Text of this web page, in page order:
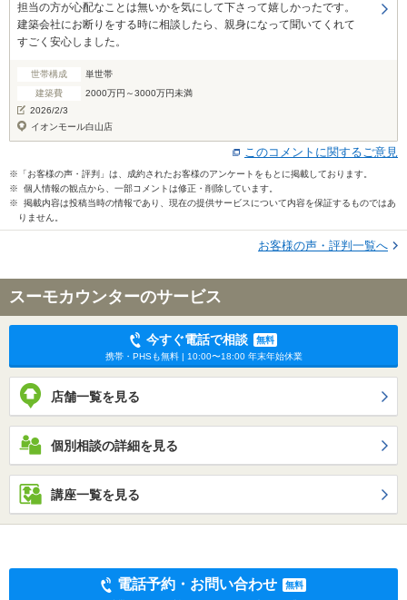
担当の方が心配なことは無いかを気にして下さって嬉しかったです。
建築会社にお断りをする時に相談したら、親身になって聞いてくれて
すごく安心しました。
世帯構成
単世帯
建築費
2000万円～3000万円未満
2026/2/3
イオンモール白山店
このコメントに関するご意見
※「お客様の声・評判」は、成約されたお客様のアンケートをもとに掲載しております。
※ 個人情報の観点から、一部コメントは修正・削除しています。
※ 掲載内容は投稿当時の情報であり、現在の提供サービスについて内容を保証するものではあ
りません。
お客様の声・評判一覧へ
スーモカウンターのサービス
今すぐ電話で相談
無料
携帯・PHSも無料 | 10:00〜18:00 年末年始休業
店舗一覧を見る
個別相談の詳細を見る
講座一覧を見る
電話予約・お問い合わせ
無料